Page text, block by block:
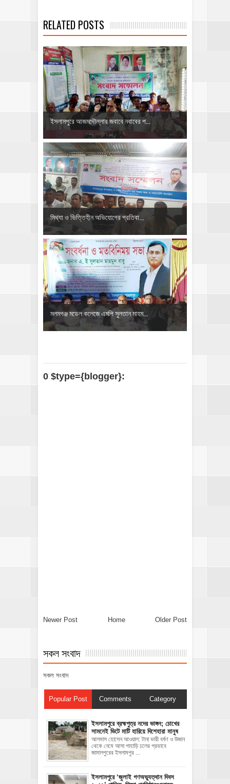
RELATED POSTS
ইসলামপুরে আজমদৌল্লার জবাবে নবাবের প...
মিথ্যা ও ভিত্তিহীন অভিযোগের প্রতিবা...
মলমগঞ্জ মডেল কলেজে এমপি সুলতান মাহম...
0 $type={blogger}:
Newer Post Older Post
Home
সকল সংবাদ
সকল সংবাদ
Popular Post Comments Category
ইসলামপুরে ব্রহ্মপুত্র নদের ভাঙ্গন; চোখের
সামনেই ভিটে মাটি হারিয়ে দিশেহারা মানুষ
আলমাস হোসেন আওয়াল: টানা ভারী বর্ষণ ও উজান
থেকে নেমে আসা পাহাড়ি ঢলের প্রভাবে
জামালপুরের ইসলামপুর ...
‎ইসলামপুরে ‘জুলাই গণঅভ্যুত্থান দিবস